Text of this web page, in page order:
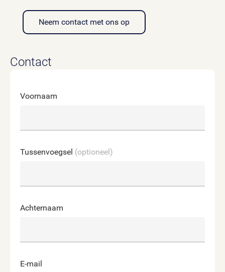
Neem contact met ons op
Contact
Voornaam
Tussenvoegsel (optioneel)
Achternaam
E-mail